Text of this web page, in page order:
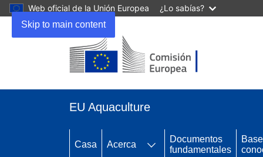
Skip to main content
Web oficial de la Unión Europea ¿Lo sabías?
EU Aquaculture
Casa Acerca
Documentos
fundamentales